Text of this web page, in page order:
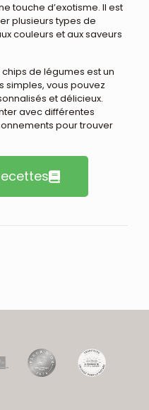
touche d’exotisme. Il est
plusieurs types de
couleurs et aux saveurs
de légumes est un
simples, vous pouvez
et délicieux.
avec différentes
pour trouver